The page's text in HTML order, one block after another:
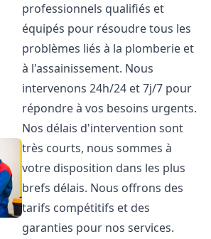
professionnels qualifiés et
équipés pour résoudre tous les
problèmes liés à la plomberie et
à l'assainissement. Nous
intervenons 24h/24 et 7j/7 pour
répondre à vos besoins urgents.
Nos délais d'intervention sont
très courts, nous sommes à
votre disposition dans les plus
brefs délais. Nous offrons des
tarifs compétitifs et des
garanties pour nos services.